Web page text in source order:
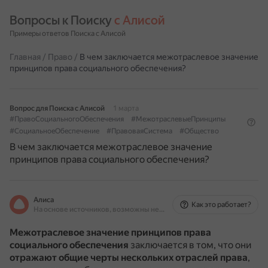
Вопросы к Поиску с Алисой
Примеры ответов Поиска с Алисой
Главная / Право / В чем заключается межотраслевое значение
принципов права социального обеспечения?
Вопрос для Поиска с Алисой
1 марта
#ПравоСоциальногоОбеспечения
#МежотраслевыеПринципы
#СоциальноеОбеспечение
#ПравоваяСистема #Общество
В чем заключается межотраслевое значение
принципов права социального обеспечения?
Алиса
На основе источников, возможны неточности
Как это работает?
Межотраслевое значение принципов права
социального обеспечения заключается в том, что они
отражают общие черты нескольких отраслей права,